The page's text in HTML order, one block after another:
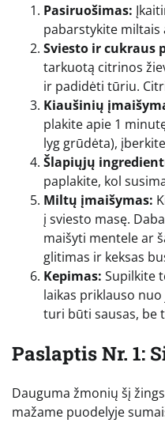
Pasiruošimas:
pabarstykite
Sviesto ir cukraus
tarkuotą citrinos
ir padidėti tūriu.
Kiaušinių
plakite apie 1
lyg grūdėta),
Šlapiųjų
paplakite, kol
Miltų įmaišymas:
į sviesto masę.
maišyti mentele ar
glitimas ir keksas
Kepimas: Supilkite
laikas priklauso
turi būti sausas, be
Paslaptis Nr. 1:
Dauguma žmonių šį
mažame puodelyje